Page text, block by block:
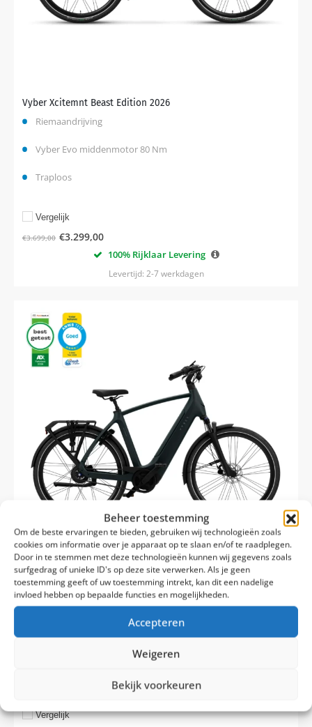
Beheer toestemming
Om de beste ervaringen te bieden, gebruiken wij technologieën zoals
cookies om informatie over je apparaat op te slaan en/of te raadplegen.
Door in te stemmen met deze technologieën kunnen wij gegevens zoals
surfgedrag of unieke ID's op deze site verwerken. Als je geen
toestemming geeft of uw toestemming intrekt, kan dit een nadelige
invloed hebben op bepaalde functies en mogelijkheden.
Accepteren
Weigeren
Bekijk voorkeuren
Vyber Xcitemnt Beast Edition 2026
100% Rijklaar Levering
Levertijd: 2-7 werkdagen
Riemaandrijving
Vyber Evo middenmotor 80 Nm
Traploos
€3.699,00 €3.299,00
Vergelijk
Vyber Xcitemnt Beast Edition 2026 heren
Vyber Evo middenmotor 80 Nm
Vergelijk